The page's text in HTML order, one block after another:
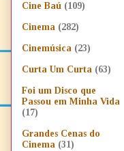
Cine Baú (109)
Cinema (282)
Cinemúsica (23)
Curta Um Curta (63)
Foi um Disco que
Passou em Minha Vida
(17)
Grandes Cenas do
Cinema (31)